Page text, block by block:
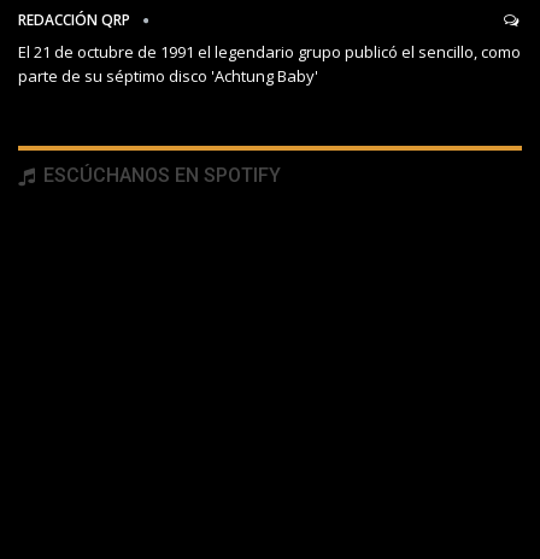
REDACCIÓN QRP
El 21 de octubre de 1991 el legendario grupo publicó el sencillo, como
parte de su séptimo disco 'Achtung Baby'
ESCÚCHANOS EN SPOTIFY